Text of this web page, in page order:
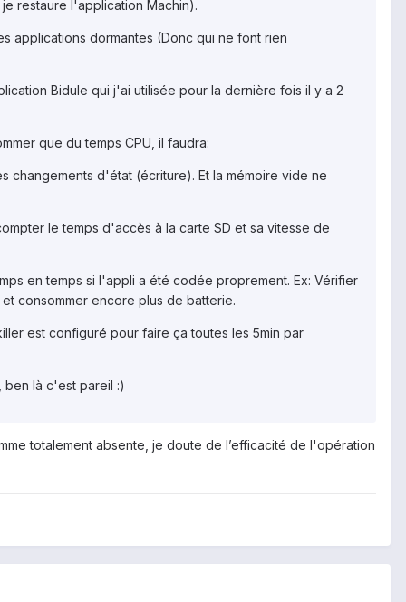
restaure l'application Machin).
applications dormantes (Donc qui ne font rien
Bidule qui j'ai utilisée pour la dernière fois il y a 2
que du temps CPU, il faudra:
changements d'état (écriture). Et la mémoire vide ne
le temps d'accès à la carte SD et sa vitesse de
en temps si l'appli a été codée proprement. Ex: Vérifier
consommer encore plus de batterie.
est configuré pour faire ça toutes les 5min par
ben là c'est pareil :)
totalement absente, je doute de l’efficacité de l'opération